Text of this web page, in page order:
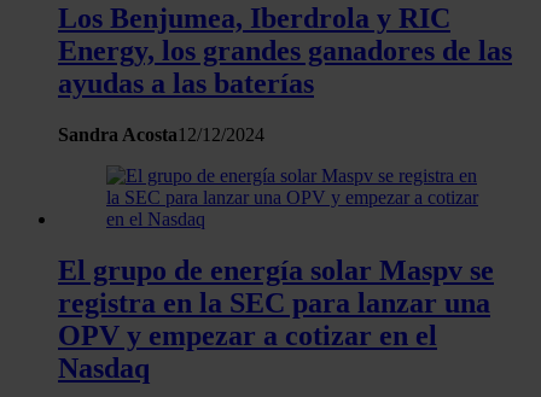
Los Benjumea, Iberdrola y RIC
Energy, los grandes ganadores de las
ayudas a las baterías
Sandra Acosta12/12/2024
El grupo de energía solar Maspv se
registra en la SEC para lanzar una
OPV y empezar a cotizar en el
Nasdaq